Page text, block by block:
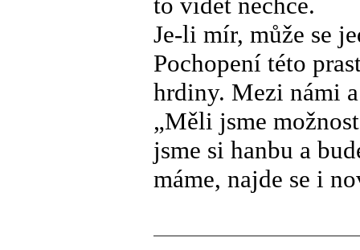
Je-li mír, může se
Pochopení této
hrdiny. Mezi námi
„Měli jsme
jsme si hanbu a
máme, najde se i